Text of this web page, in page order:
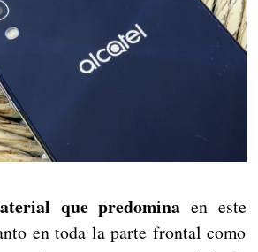
que predomina en este
en toda la parte frontal como